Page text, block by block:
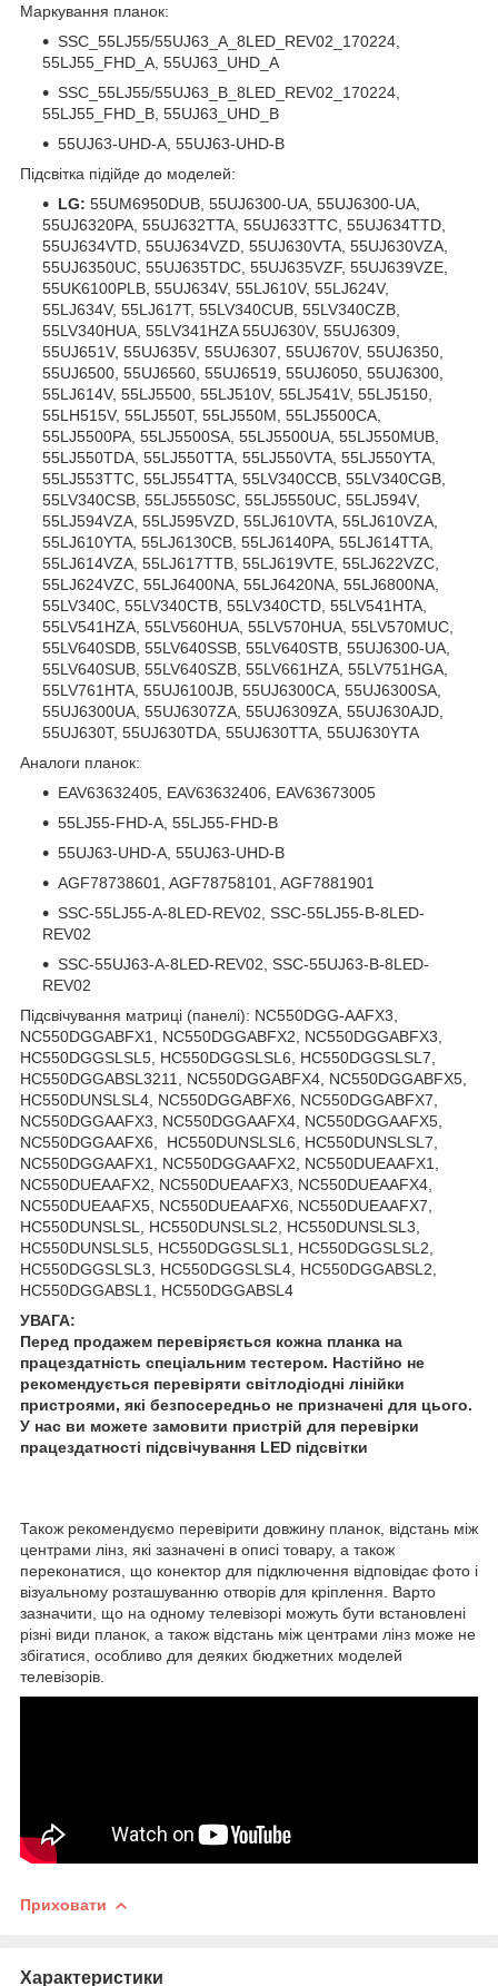
Маркування планок:
SSC_55LJ55/55UJ63_A_8LED_REV02_170224,
55LJ55_FHD_A, 55UJ63_UHD_A
SSC_55LJ55/55UJ63_B_8LED_REV02_170224,
55LJ55_FHD_B, 55UJ63_UHD_B
55UJ63-UHD-A, 55UJ63-UHD-B
Підсвітка підійде до моделей:
LG: 55UM6950DUB, 55UJ6300-UA, 55UJ6300-UA,
55UJ6320PA, 55UJ632TTA, 55UJ633TTC, 55UJ634TTD,
55UJ634VTD, 55UJ634VZD, 55UJ630VTA, 55UJ630VZA,
55UJ6350UC, 55UJ635TDC, 55UJ635VZF, 55UJ639VZE,
55UK6100PLB, 55UJ634V, 55LJ610V, 55LJ624V,
55LJ634V, 55LJ617T, 55LV340CUB, 55LV340CZB,
55LV340HUA, 55LV341HZA 55UJ630V, 55UJ6309,
55UJ651V, 55UJ635V, 55UJ6307, 55UJ670V, 55UJ6350,
55UJ6500, 55UJ6560, 55UJ6519, 55UJ6050, 55UJ6300,
55LJ614V, 55LJ5500, 55LJ510V, 55LJ541V, 55LJ5150,
55LH515V, 55LJ550T, 55LJ550M, 55LJ5500CA,
55LJ5500PA, 55LJ5500SA, 55LJ5500UA, 55LJ550MUB,
55LJ550TDA, 55LJ550TTA, 55LJ550VTA, 55LJ550YTA,
55LJ553TTC, 55LJ554TTA, 55LV340CCB, 55LV340CGB,
55LV340CSB, 55LJ5550SC, 55LJ5550UC, 55LJ594V,
55LJ594VZA, 55LJ595VZD, 55LJ610VTA, 55LJ610VZA,
55LJ610YTA, 55LJ6130CB, 55LJ6140PA, 55LJ614TTA,
55LJ614VZA, 55LJ617TTB, 55LJ619VTE, 55LJ622VZC,
55LJ624VZC, 55LJ6400NA, 55LJ6420NA, 55LJ6800NA,
55LV340C, 55LV340CTB, 55LV340CTD, 55LV541HTA,
55LV541HZA, 55LV560HUA, 55LV570HUA, 55LV570MUC,
55LV640SDB, 55LV640SSB, 55LV640STB, 55UJ6300-UA,
55LV640SUB, 55LV640SZB, 55LV661HZA, 55LV751HGA,
55LV761HTA, 55UJ6100JB, 55UJ6300CA, 55UJ6300SA,
55UJ6300UA, 55UJ6307ZA, 55UJ6309ZA, 55UJ630AJD,
55UJ630T, 55UJ630TDA, 55UJ630TTA, 55UJ630YTA
Аналоги планок:
EAV63632405, EAV63632406, EAV63673005
55LJ55-FHD-A, 55LJ55-FHD-B
55UJ63-UHD-A, 55UJ63-UHD-B
AGF78738601, AGF78758101, AGF7881901
SSC-55LJ55-A-8LED-REV02, SSC-55LJ55-B-8LED-
REV02
SSC-55UJ63-A-8LED-REV02, SSC-55UJ63-B-8LED-
REV02
Підсвічування матриці (панелі): NC550DGG-AAFX3,
NC550DGGABFX1, NC550DGGABFX2, NC550DGGABFX3,
HC550DGGSLSL5, HC550DGGSLSL6, HC550DGGSLSL7,
HC550DGGABSL3211, NC550DGGABFX4, NC550DGGABFX5,
HC550DUNSLSL4, NC550DGGABFX6, NC550DGGABFX7,
NC550DGGAAFX3, NC550DGGAAFX4, NC550DGGAAFX5,
NC550DGGAAFX6, HC550DUNSLSL6, HC550DUNSLSL7,
NC550DGGAAFX1, NC550DGGAAFX2, NC550DUEAAFX1,
NC550DUEAAFX2, NC550DUEAAFX3, NC550DUEAAFX4,
NC550DUEAAFX5, NC550DUEAAFX6, NC550DUEAAFX7,
HC550DUNSLSL, HC550DUNSLSL2, HC550DUNSLSL3,
HC550DUNSLSL5, HC550DGGSLSL1, HC550DGGSLSL2,
HC550DGGSLSL3, HC550DGGSLSL4, HC550DGGABSL2,
HC550DGGABSL1, HC550DGGABSL4
УВАГА:
Перед продажем перевіряється кожна планка на
працездатність спеціальним тестером. Настійно не
рекомендується перевіряти світлодіодні лінійки
пристроями, які безпосередньо не призначені для цього.
У нас ви можете замовити пристрій для перевірки
працездатності підсвічування LED підсвітки
Також рекомендуємо перевірити довжину планок, відстань між
центрами лінз, які зазначені в описі товару, а також
переконатися, що конектор для підключення відповідає фото і
візуальному розташуванню отворів для кріплення. Варто
зазначити, що на одному телевізорі можуть бути встановлені
різні види планок, а також відстань між центрами лінз може не
збігатися, особливо для деяких бюджетних моделей
телевізорів.
Приховати
Характеристики